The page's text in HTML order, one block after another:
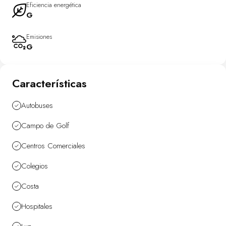
y flexibilidad.
una inversión con potencial, esta es una oportunidad que merece
la pena conocer.
Eficiencia energética
G
Emisiones
G
Características
Autobuses
Campo de Golf
Centros Comerciales
Colegios
Costa
Hospitales